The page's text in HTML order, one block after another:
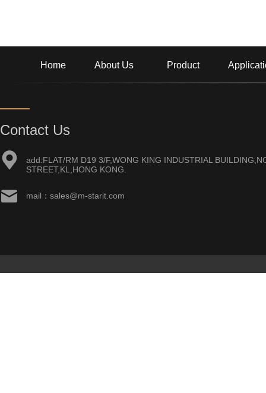
Home About Us Product
add:FLAT/RM D19 3/F,WONG KING INDUSTRIAL
STREET,KL,HONG KONG.
mail：sales@m-starit.com
Contact Us